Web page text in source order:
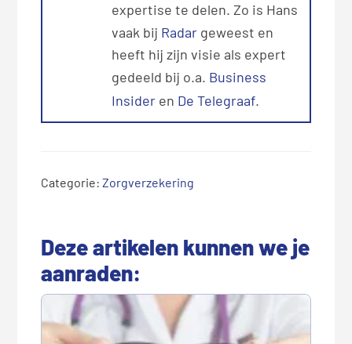
expertise te delen. Zo is Hans
vaak bij Radar geweest en
heeft hij zijn visie als expert
gedeeld bij o.a. Business
Insider en De Telegraaf.
Categorie:Zorgverzekering
Deze artikelen kunnen we je
aanraden: